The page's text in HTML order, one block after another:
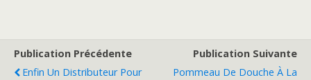
Publication Précédente
Enfin Un Distributeur Pour
Publication Suivante
Pommeau De Douche À La